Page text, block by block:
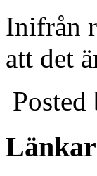
Inifrån
att det
Posted
Länkar